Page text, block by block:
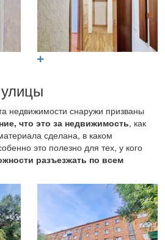
недвижимости снаружи призваны
что это за недвижимость, как
сделана, в каком
это полезно для тех, у кого
разъезжать по всем